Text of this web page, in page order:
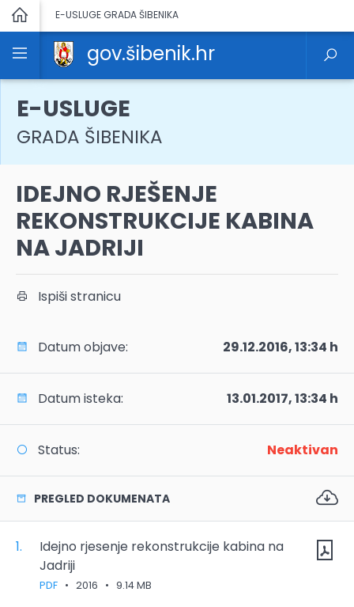
E-USLUGE GRADA ŠIBENIKA
gov.šibenik.hr
E-USLUGE
GRADA ŠIBENIKA
IDEJNO RJEŠENJE
REKONSTRUKCIJE KABINA
NA JADRIJI
Ispiši stranicu
Datum objave: 29.12.2016, 13:34 h
Datum isteka: 13.01.2017, 13:34 h
Status: Neaktivan
PREGLED DOKUMENATA
1.
Idejno rjesenje rekonstrukcije kabina na
Jadriji
PDF • 2016 • 9.14 MB